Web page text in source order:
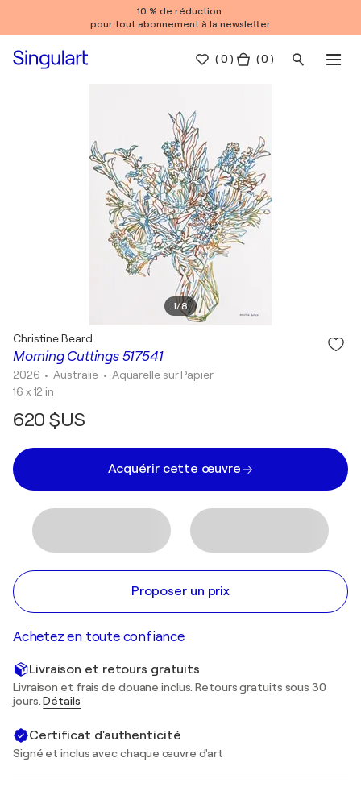
10 % de réduction
pour tout abonnement à la newsletter
(0 ) ( 0 )
1/8
Morning Cuttings 517541
Christine Beard
2026 • Australie • Aquarelle sur Papier
16 x 12 in
620 $US
Acquérir cette œuvre
Proposer un prix
Achetez en toute confiance
Livraison et retours gratuits
Livraison et frais de douane inclus. Retours gratuits sous 30
jours.Détails
Certificat d'authenticité
Signé et inclus avec chaque œuvre d'art